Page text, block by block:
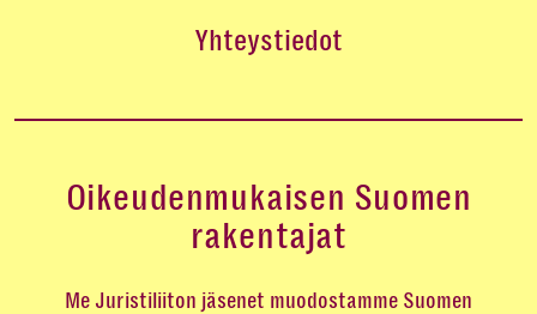
Yhteystiedot
Oikeudenmukaisen Suomen
rakentajat
Me Juristiliiton jäsenet muodostamme Suomen